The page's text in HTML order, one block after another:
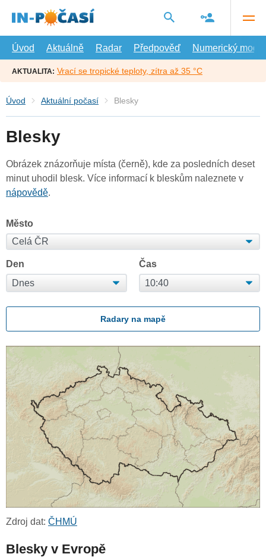
hlavní
Úvod
Aktuálně Radar Předpověď Numerický model
AKTUALITA: Vrací se tropické teploty, zítra až 35 °C
Úvod Aktuální počasí Blesky
Blesky
Obrázek znázorňuje místa (černě), kde za posledních deset
minut uhodil blesk. Více informací k bleskům naleznete v
nápovědě.
Město
Den Čas
Radary na mapě
Zdroj dat: ČHMÚ
Blesky v Evropě